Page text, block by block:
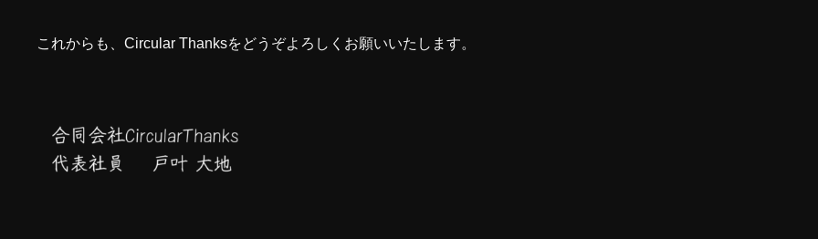
これからも、Circular Thanksをどうぞよろしくお願いいたします。